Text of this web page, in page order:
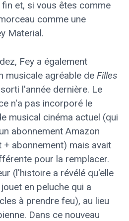
fin et, si vous êtes comme
comme une
Material.
Fey a également
musicale agréable de Filles
l'année dernière. Le
n'a pas incorporé le
musical cinéma actuel (qui
abonnement Amazon
+ abonnement) mais avait
pour la remplacer.
(l'histoire a révélé qu'elle
en peluche qui a
à prendre feu), au lieu
Dans ce nouveau